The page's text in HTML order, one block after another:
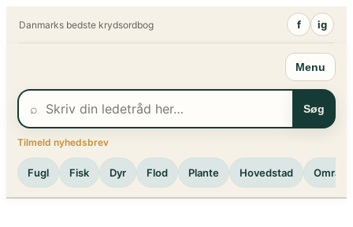
Danmarks bedste krydsordbog f ig
Menu
⌕ Søg
Tilmeld nyhedsbrev
Fugl Fisk Dyr Flod Plante Hovedstad Område